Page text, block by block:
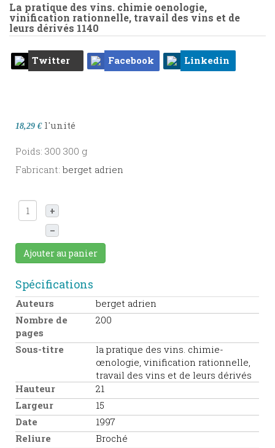
La pratique des vins. chimie oenologie,
vinification rationnelle, travail des vins et de
leurs dérivés 1140
Twitter Facebook Linkedin
18,29 € l'unité
Poids: 300 300 g
Fabricant: berget adrien
+
–
Ajouter au panier
Spécifications
Auteurs
berget adrien
Nombre de
pages
200
Sous-titre
la pratique des vins. chimie-
œnologie, vinification rationnelle,
travail des vins et de leurs dérivés
Hauteur
21
Largeur
15
Date
1997
Reliure
Broché